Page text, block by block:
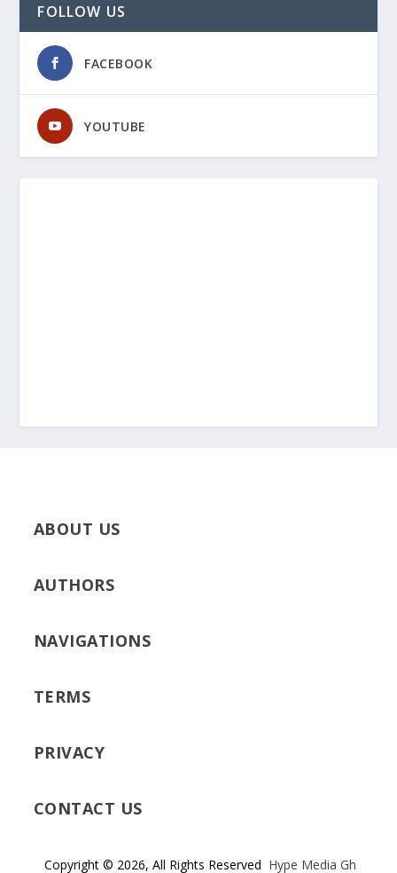
FOLLOW US
FACEBOOK
YOUTUBE
ABOUT US
AUTHORS
NAVIGATIONS
TERMS
PRIVACY
CONTACT US
Copyright © 2026, All Rights Reserved Hype Media Gh